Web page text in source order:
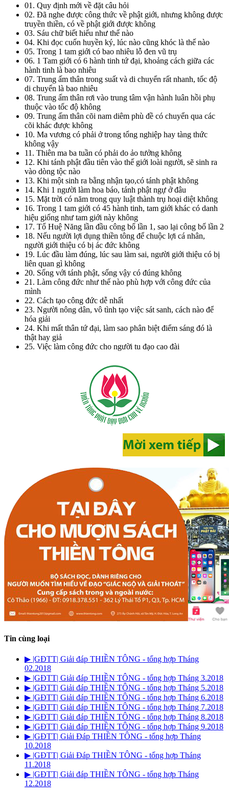
01. Quy định mới về đặt câu hỏi
02. Đã nghe được công thức về phật giới, nhưng không được
truyền thiền, có về phật giới được không
03. Sáu chữ biết hiểu như thế nào
04. Khi đọc cuốn huyền ký, lúc nào cũng khóc là thế nào
05. Trong 1 tam giới có bao nhiêu lỗ đen vũ trụ
06. 1 Tam giới có 6 hành tinh tứ đại, khoảng cách giữa các
hành tinh là bao nhiêu
07. Trung ấm thân trong suất và di chuyển rất nhanh, tốc độ
di chuyển là bao nhiêu
08. Trung ấm thân rơi vào trung tâm vận hành luân hồi phụ
thuộc vào tốc độ không
09. Trung ấm thân cõi nam diêm phù đề có chuyển qua các
cõi khác được không
10. Ma vương có phải ở trong tổng nghiệp hay tàng thức
không vậy
11. Thiên ma ba tuần có phải do ảo tưởng không
12. Khi tánh phật đầu tiên vào thế giới loài người, sẽ sinh ra
vào dòng tộc nào
13. Khi một sinh ra bằng nhận tạo,có tánh phật không
14. Khi 1 người làm hoa báo, tánh phật ngự ở đâu
15. Mặt trời có năm trong quy luật thành trụ hoại diệt không
16. Trong 1 tam giới có 45 hành tinh, tam giới khác có danh
hiệu giống như tam giới này không
17. Tổ Huệ Năng lần đầu công bố lần 1, sao lại công bố lần 2
18. Nếu người lợi dụng thiền tông để chuộc lợi cá nhân,
người giới thiệu có bị ác đức không
19. Lúc đầu làm đúng, lúc sau làm sai, người giới thiệu có bị
liên quan gì không
20. Sống với tánh phật, sống vậy có đúng không
21. Làm công đức như thế nào phù hợp với công đức của
mình
22. Cách tạo công đức dễ nhất
23. Người nông dân, vô tình tạo việc sát sanh, cách nào để
hóa giải
24. Khi mất thân tứ đại, làm sao phân biệt điểm sáng đó là
thật hay giả
25. Việc làm công đức cho người tu đạo cao đài
Tin cùng loại
▶︎ |GĐTT| Giải đáp THIỀN TÔNG - tổng hợp Tháng
02.2018
▶︎ |GĐTT| Giải đáp THIỀN TÔNG - tổng hợp Tháng 3.2018
▶︎ |GĐTT| Giải đáp THIỀN TÔNG - tổng hợp Tháng 5.2018
▶︎ |GĐTT| Giải đáp THIỀN TÔNG - tổng hợp Tháng 6.2018
▶︎ |GĐTT| Giải đáp THIỀN TÔNG - tổng hợp Tháng 7.2018
▶︎ |GĐTT| Giải đáp THIỀN TÔNG - tổng hợp Tháng 8.2018
▶︎ |GĐTT| Giải đáp THIỀN TÔNG - tổng hợp Tháng 9.2018
▶︎ |GĐTT| Giải Đáp THIỀN TÔNG - tổng hợp Tháng
10.2018
▶︎ |GĐTT| Giải Đáp THIỀN TÔNG - tổng hợp Tháng
11.2018
▶︎ |GĐTT| Giải đáp THIỀN TÔNG - tổng hợp Tháng
12.2018